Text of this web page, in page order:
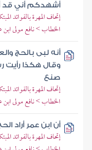
أشهدكم أني قد
إتحاف المهرة بالفوائد
الخطاب > نافع مولى
أنه لبى بالحج
وقال هكذا رأيت
صنع
إتحاف المهرة بالفوائد
الخطاب > نافع مولى
أن ابن عمر أراد
إتحاف المهرة بالفوائد